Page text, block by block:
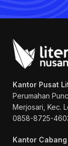
Kantor Pusat
Perumahan
Merjosari, Kec.
0858-8725-
Kantor